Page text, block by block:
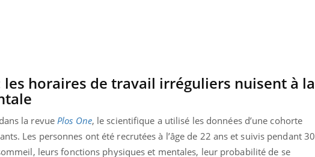
horaires de travail irréguliers nuisent à la
la revue Plos One, le scientifique a utilisé les données d’une cohorte
Les personnes ont été recrutées à l’âge de 22 ans et suivis pendant 30
leurs fonctions physiques et mentales, leur probabilité de se
l’entreprise mise sur le bien
globalYoutube
rendez-vous de la santé et de la
de vie au travail" de Pourquoi
quotidien (3/3)Youtube
Dans cette vidéo, le Dr Inès Zaraa,
dermatologue à Paris, vous explique